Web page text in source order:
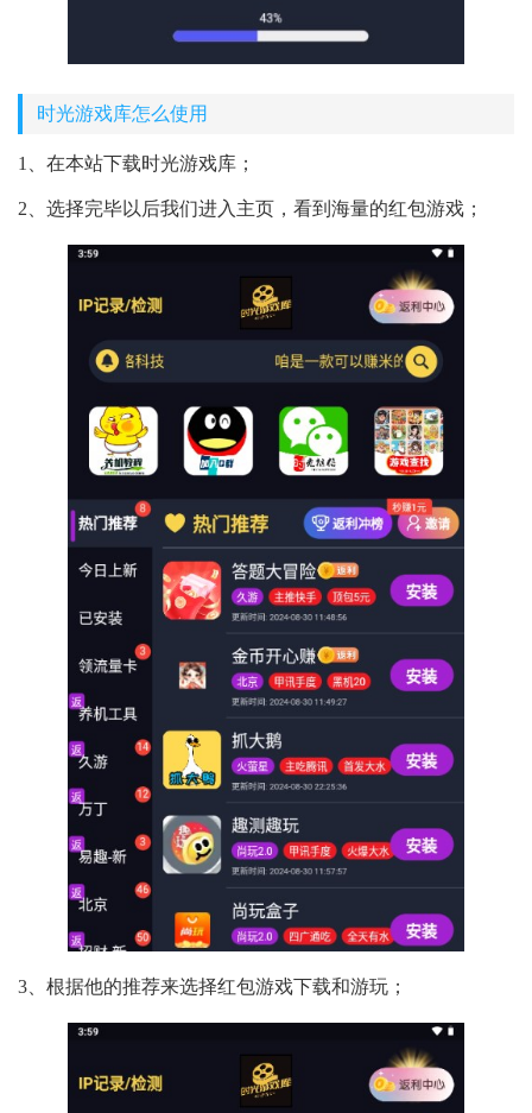
时光游戏库怎么使用
1、在本站下载时光游戏库；
2、选择完毕以后我们进入主页，看到海量的红包游戏；
3、根据他的推荐来选择红包游戏下载和游玩；